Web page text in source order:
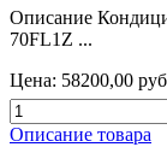
Описание
70FL1Z ...
Цена: 58200,00 руб
Описание товара